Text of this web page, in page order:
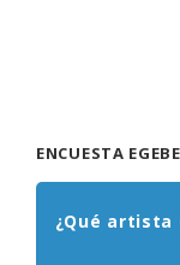
¿Qué artista